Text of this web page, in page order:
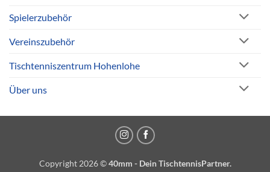
Spielerzubehör
Vereinszubehör
Tischtenniszentrum Hohenlohe
Über uns
Copyright 2026 ©40mm - Dein TischtennisPartner.